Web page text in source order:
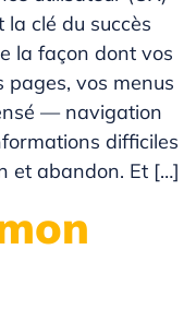
la clé du succès
la façon dont vos
vos menus
— navigation
difficiles
et abandon. Et […]